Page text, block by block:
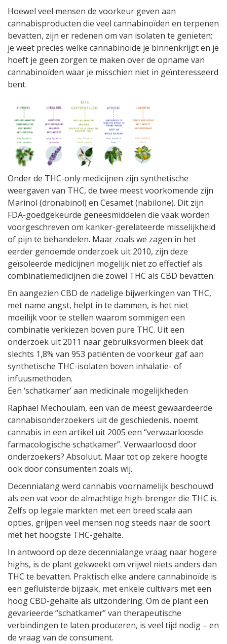
Hoewel veel mensen de voorkeur geven aan
cannabisproducten die veel cannabinoïden en terpenen
bevatten, zijn er redenen om van isolaten te genieten;
je weet precies welke cannabinoïde je binnenkrijgt en je
hoeft je geen zorgen te maken over de opname van
cannabinoïden waar je misschien niet in geïnteresseerd
bent.
Onder de THC-only medicijnen zijn synthetische
weergaven van THC, de twee meest voorkomende zijn
Marinol (dronabinol) en Cesamet (nabilone). Dit zijn
FDA-goedgekeurde geneesmiddelen die vaak worden
voorgeschreven om kanker-gerelateerde misselijkheid
of pijn te behandelen. Maar zoals we zagen in het
eerder genoemde onderzoek uit 2010, zijn deze
geïsoleerde medicijnen mogelijk niet zo effectief als
combinatiemedicijnen die zowel THC als CBD bevatten.
En aangezien CBD de nadelige bijwerkingen van THC,
met name angst, helpt in te dammen, is het niet
moeilijk voor te stellen waarom sommigen een
combinatie verkiezen boven pure THC. Uit een
onderzoek uit 2011 naar gebruiksvormen bleek dat
slechts 1,8% van 953 patiënten de voorkeur gaf aan
synthetische THC-isolaten boven inhalatie- of
infuusmethoden.
Een ‘schatkamer’ aan medicinale mogelijkheden
Raphael Mechoulam, een van de meest gewaardeerde
cannabisonderzoekers uit de geschiedenis, noemt
cannabis in een artikel uit 2005 een “verwaarloosde
farmacologische schatkamer”. Verwaarloosd door
onderzoekers? Absoluut. Maar tot op zekere hoogte
ook door consumenten zoals wij.
Decennialang werd cannabis voornamelijk beschouwd
als een vat voor de almachtige high-brenger die THC is.
Zelfs op legale markten met een breed scala aan
opties, grijpen veel mensen nog steeds naar de soort
met het hoogste THC-gehalte.
In antwoord op deze decennialange vraag naar hogere
highs, is de plant gekweekt om vrijwel niets anders dan
THC te bevatten. Praktisch elke andere cannabinoïde is
een gefluisterde bijzaak, met enkele cultivars met een
hoog CBD-gehalte als uitzondering. Om de plant een
gevarieerde “schatkamer” van therapeutische
verbindingen te laten produceren, is veel tijd nodig – en
de vraag van de consument.